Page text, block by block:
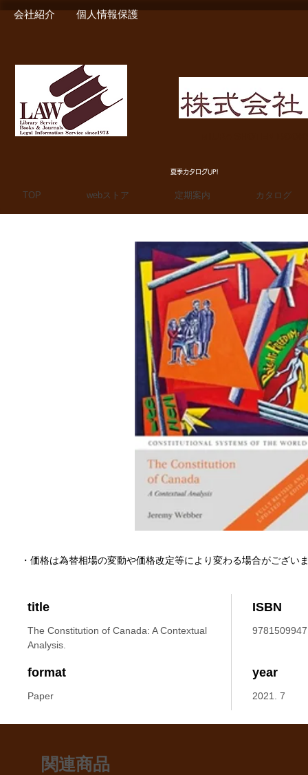
会社紹介 個人情報保護
夏季カタログUP!
TOP webストア 定期案内 カタログ
title
The Constitution of Canada: A Contextual
Analysis.
ISBN
format
Paper
year
2021. 7
・価格は為替相場の変動や価格改定等により変わる場合がござい
関連商品